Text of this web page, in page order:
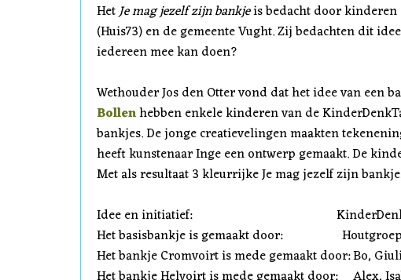
HetJe mag jezelf zijn bankjeis bedacht door kinderen
(Huis73) en de gemeente Vught. Zij bedachten dit
iedereen mee kan doen?
Wethouder Jos den Otter vond dat het idee van een
Bollenhebben enkele kinderen van de
bankjes. De jonge creatievelingen maakten
heeft kunstenaar Inge een ontwerp gemaakt. De
Met als resultaat 3 kleurrijke Je mag jezelf zijn
Idee en initiatief: KinderDenktank |
Het basisbankje is gemaakt door: Houtgroep
Het bankje Cromvoirt is mede gemaakt door: Bo,